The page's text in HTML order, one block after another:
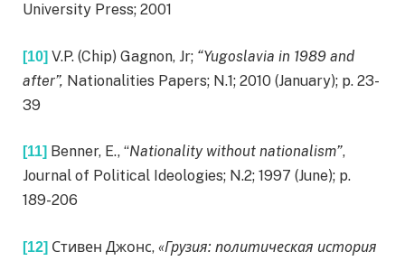
University Press; 2001
[10] V.P. (Chip) Gagnon, Jr; “Yugoslavia in 1989 and
after”, Nationalities Papers; N.1; 2010 (January); p. 23-
39
[11] Benner, E., “Nationality without nationalism”,
Journal of Political Ideologies; N.2; 1997 (June); p.
189-206
[12] Стивен Джонс, «Грузия: политическая история